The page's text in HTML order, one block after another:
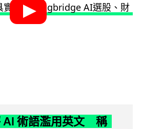
AI 術語濫用英文 稱